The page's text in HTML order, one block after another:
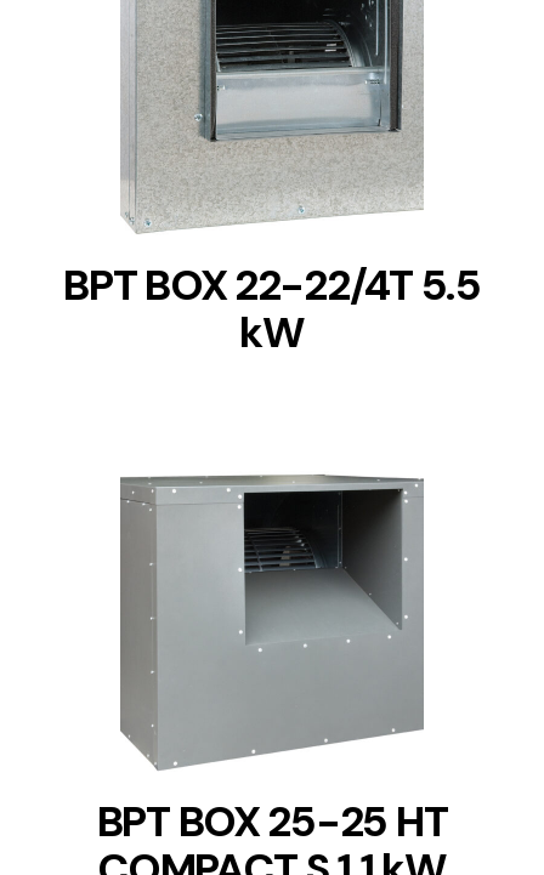
DETAILS
BPT BOX 22-22/4T 5.5
kW
DETAILS
BPT BOX 25-25 HT